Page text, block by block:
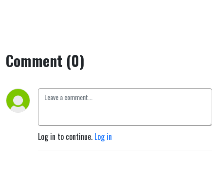
Comment (0)
Log in to continue. Log in